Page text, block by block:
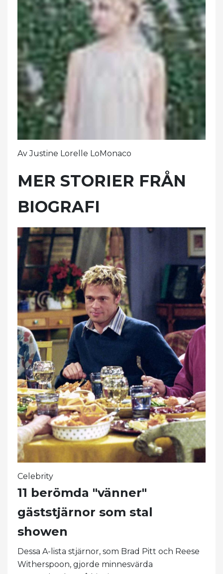
Av Justine Lorelle LoMonaco
MER STORIER FRÅN
BIOGRAFI
Celebrity
11 berömda "vänner"
gäststjärnor som stal
showen
Dessa A-lista stjärnor, som Brad Pitt och Reese
Witherspoon, gjorde minnesvärda